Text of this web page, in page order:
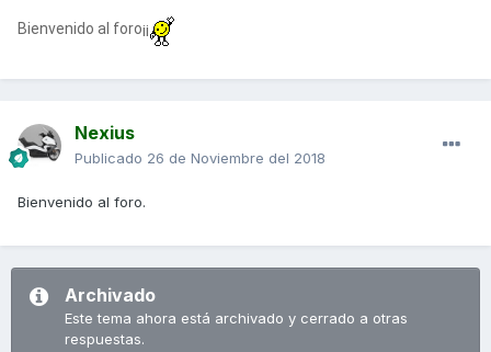
Bienvenido al foro¡¡
Nexius
Publicado 26 de Noviembre del 2018
Bienvenido al foro.
Archivado
Este tema ahora está archivado y cerrado a otras
respuestas.